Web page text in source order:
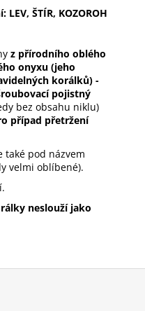
ŠTÍR, KOZOROH
z přírodního oblého
onyxu (jeho
korálků) -
pojistný
bez obsahu niklu)
případ přetržení
také pod názvem
velmi oblíbené).
neslouží jako